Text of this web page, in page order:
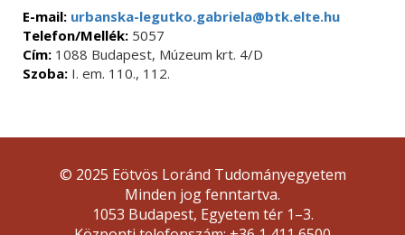
E-mail: urbanska-legutko.gabriela@btk.elte.hu
Telefon/Mellék: 5057
Cím: 1088 Budapest, Múzeum krt. 4/D
Szoba: I. em. 110., 112.
© 2025 Eötvös Loránd Tudományegyetem
Minden jog fenntartva.
1053 Budapest, Egyetem tér 1–3.